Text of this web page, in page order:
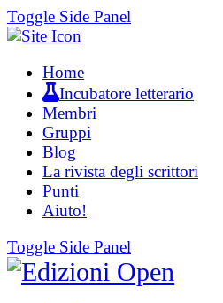
Toggle Side Panel
Home
Incubatore letterario
Membri
Gruppi
Blog
La rivista degli scrittori
Punti
Aiuto!
Toggle Side Panel